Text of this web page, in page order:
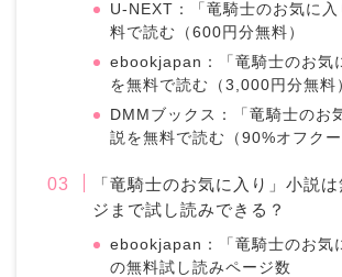
U-NEXT：「竜騎士のお気に
料で読む（600円分無料）
ebookjapan：「竜騎士のお気
を無料で読む（3,000円分無料
DMMブックス：「竜騎士のお
説を無料で読む（90%オフクー
「竜騎士のお気に入り」小説
ジまで試し読みできる？
ebookjapan：「竜騎士のお気
の無料試し読みページ数